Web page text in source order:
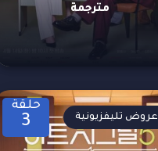
مترجمة
حلقة
3 عروض تليفزيونية